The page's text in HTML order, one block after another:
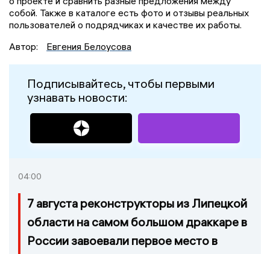
собой. Также в каталоге есть фото и отзывы реальных
пользователей о подрядчиках и качестве их работы.
Автор:
Евгения Белоусова
Подписывайтесь, чтобы первыми
узнавать новости:
04:00
7 августа реконструкторы из Липецкой
области на самом большом драккаре в
России завоевали первое место в